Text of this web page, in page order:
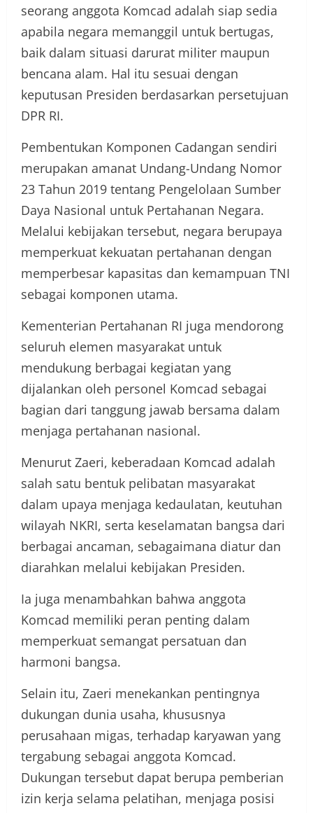
seorang anggota Komcad adalah siap sedia
apabila negara memanggil untuk bertugas,
baik dalam situasi darurat militer maupun
bencana alam. Hal itu sesuai dengan
keputusan Presiden berdasarkan persetujuan
DPR RI.
Pembentukan Komponen Cadangan sendiri
merupakan amanat Undang-Undang Nomor
23 Tahun 2019 tentang Pengelolaan Sumber
Daya Nasional untuk Pertahanan Negara.
Melalui kebijakan tersebut, negara berupaya
memperkuat kekuatan pertahanan dengan
memperbesar kapasitas dan kemampuan TNI
sebagai komponen utama.
Kementerian Pertahanan RI juga mendorong
seluruh elemen masyarakat untuk
mendukung berbagai kegiatan yang
dijalankan oleh personel Komcad sebagai
bagian dari tanggung jawab bersama dalam
menjaga pertahanan nasional.
Menurut Zaeri, keberadaan Komcad adalah
salah satu bentuk pelibatan masyarakat
dalam upaya menjaga kedaulatan, keutuhan
wilayah NKRI, serta keselamatan bangsa dari
berbagai ancaman, sebagaimana diatur dan
diarahkan melalui kebijakan Presiden.
Ia juga menambahkan bahwa anggota
Komcad memiliki peran penting dalam
memperkuat semangat persatuan dan
harmoni bangsa.
Selain itu, Zaeri menekankan pentingnya
dukungan dunia usaha, khususnya
perusahaan migas, terhadap karyawan yang
tergabung sebagai anggota Komcad.
Dukungan tersebut dapat berupa pemberian
izin kerja selama pelatihan, menjaga posisi